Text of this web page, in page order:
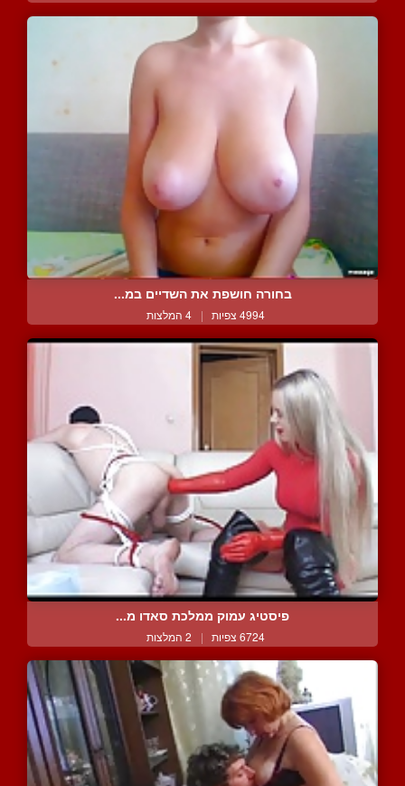
בחורה חושפת את השדיים במ...
4994 צפיות | 4 המלצות
פיסטיג עמוק ממלכת סאדו מ...
6724 צפיות | 2 המלצות